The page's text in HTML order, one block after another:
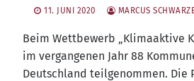
11. JUNI 2020
MARCUS
Beim Wett­be­werb „Kli­ma­ak­ti­ve
im ver­gan­ge­nen Jahr 88
Deutsch­land teil­ge­nom­men. Die